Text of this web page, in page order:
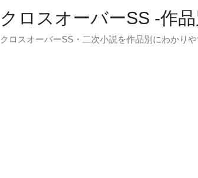
クロスオーバーSS -作
クロスオーバーSS・二次小説を作品別にわかり